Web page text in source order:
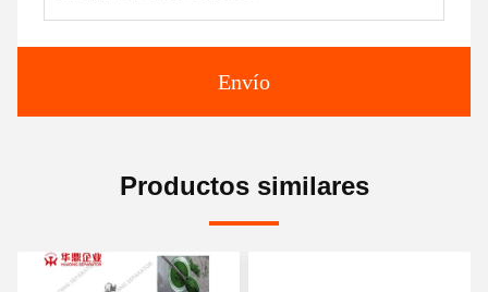
Envío
Productos similares